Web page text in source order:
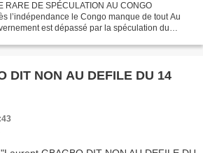
RARE DE SPÉCULATION AU CONGO
l’indépendance le Congo manque de tout Au
est dépassé par la spéculation du
DIT NON AU DEFILE DU 14